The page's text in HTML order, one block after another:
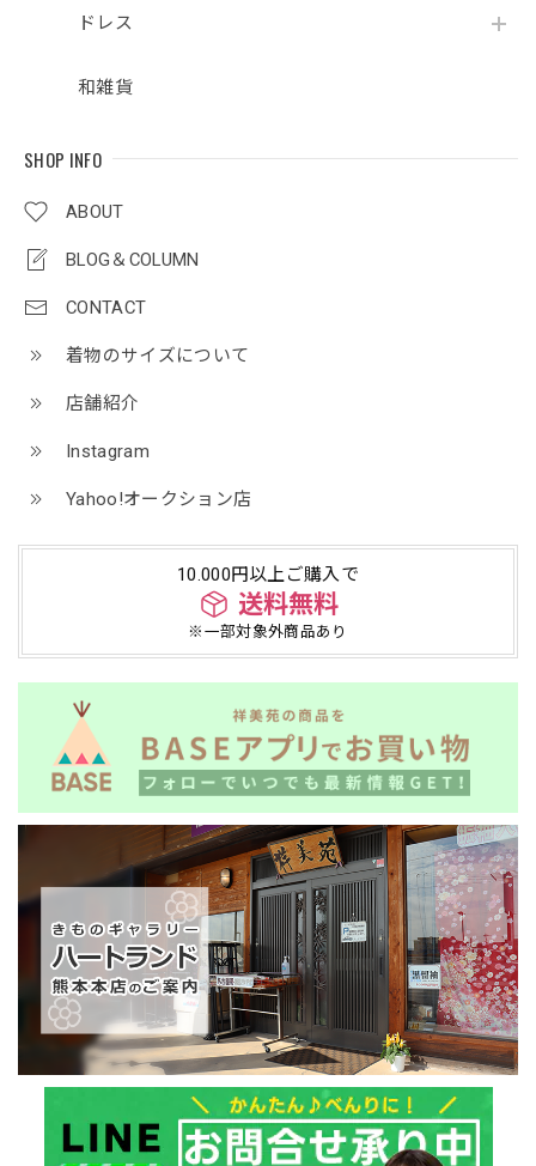
ドレス
和雑貨
SHOP INFO
ABOUT
BLOG＆COLUMN
CONTACT
着物のサイズについて
店舗紹介
Instagram
Yahoo!オークション店
10.000円以上ご購入で
送料無料
※一部対象外商品あり